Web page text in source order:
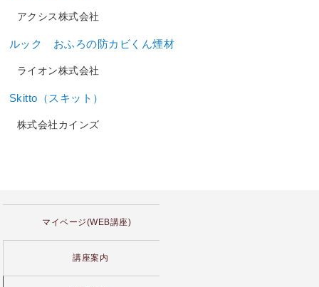
アクシス株式会社
ルック おふろの防カビくん煙材
ライオン株式会社
Skitto（スキット）
株式会社カインズ
マイページ(WEB講座)
講座案内